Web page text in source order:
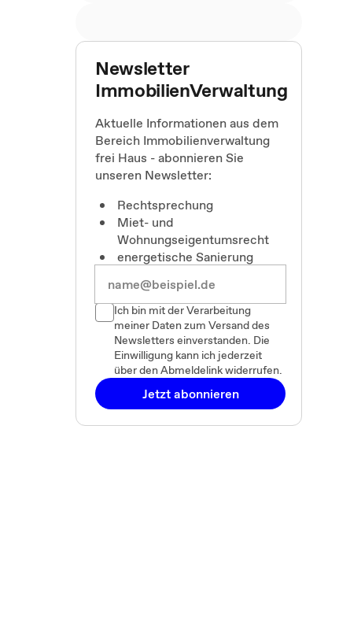
Newsletter
ImmobilienVerwaltung
Aktuelle Informationen aus dem
Bereich Immobilienverwaltung
frei Haus - abonnieren Sie
unseren Newsletter:
Rechtsprechung
Miet- und
Wohnungseigentumsrecht
energetische Sanierung
Ich bin mit der Verarbeitung
meiner Daten zum Versand des
Newsletters einverstanden. Die
Einwilligung kann ich jederzeit
über den Abmeldelink widerrufen.
Jetzt abonnieren